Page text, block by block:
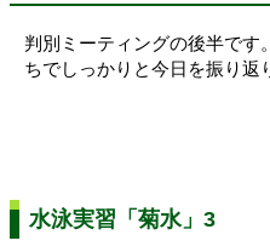
判別ミーティングの後半です
ちでしっかりと今日を振り返
水泳実習「菊水」3